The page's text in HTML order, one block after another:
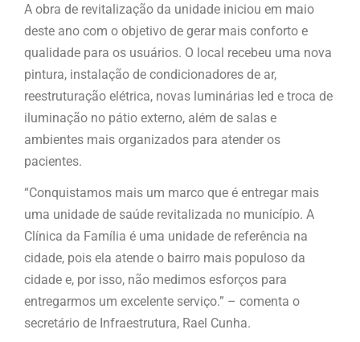
A obra de revitalização da unidade iniciou em maio
deste ano com o objetivo de gerar mais conforto e
qualidade para os usuários. O local recebeu uma nova
pintura, instalação de condicionadores de ar,
reestruturação elétrica, novas luminárias led e troca de
iluminação no pátio externo, além de salas e
ambientes mais organizados para atender os
pacientes.
“Conquistamos mais um marco que é entregar mais
uma unidade de saúde revitalizada no município. A
Clínica da Família é uma unidade de referência na
cidade, pois ela atende o bairro mais populoso da
cidade e, por isso, não medimos esforços para
entregarmos um excelente serviço.” – comenta o
secretário de Infraestrutura, Rael Cunha.